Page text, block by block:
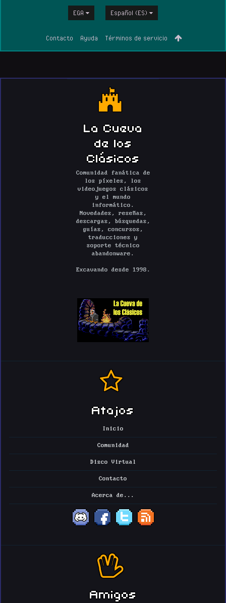
EGA Español (ES)
Contacto Ayuda Términos de servicio
La Cueva
de los
Clásicos
Comunidad fanática de
los píxeles, los
videojuegos clásicos
y el mundo
informático.
Novedades, reseñas,
descargas, búsquedas,
guías, concursos,
traducciones y
soporte técnico
abandonware.
Excavando desde 1998.
Atajos
Inicio
Comunidad
Disco Virtual
Contacto
Acerca de...
Amigos